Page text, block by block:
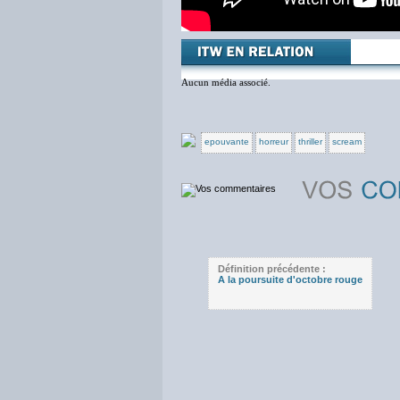
Aucun média associé.
epouvante horreur thriller scream
Définition précédente :
A la poursuite d'octobre rouge